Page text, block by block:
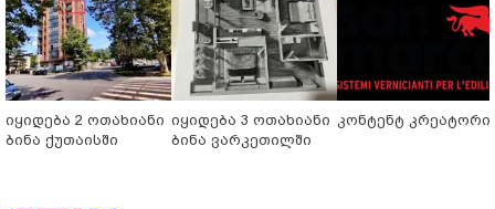
იყიდება 2 ოთახიანი
ბინა ქუთაისში
იყიდება 3 ოთახიანი
ბინა ვარკეთილში
კონტენტ კრეატორი